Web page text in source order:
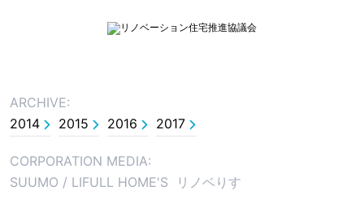
ARCHIVE:
2014
2015 2016 2017
CORPORATION MEDIA:
SUUMO / LIFULL HOME'S リノベりす